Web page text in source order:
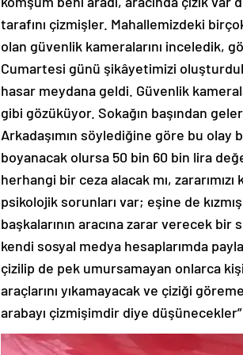
tarafını çizmişler. Mahallemizdeki
olan güvenlik kameralarını inceledik,
Cumartesi günü şikâyetimizi
hasar meydana geldi. Güvenlik
gibi gözüküyor. Sokağın başından
Arkadaşımın söylediğine göre bu olay
boyanacak olursa 50 bin 60 bin lira
herhangi bir ceza alacak mı,
psikolojik sorunları var; eşine de
başkalarının aracına zarar verecek
kendi sosyal medya hesaplarımda
çizilip de pek umursamayan onlarca
araçlarını yıkamayacak ve çiziği
arabayı çizmişimdir diye